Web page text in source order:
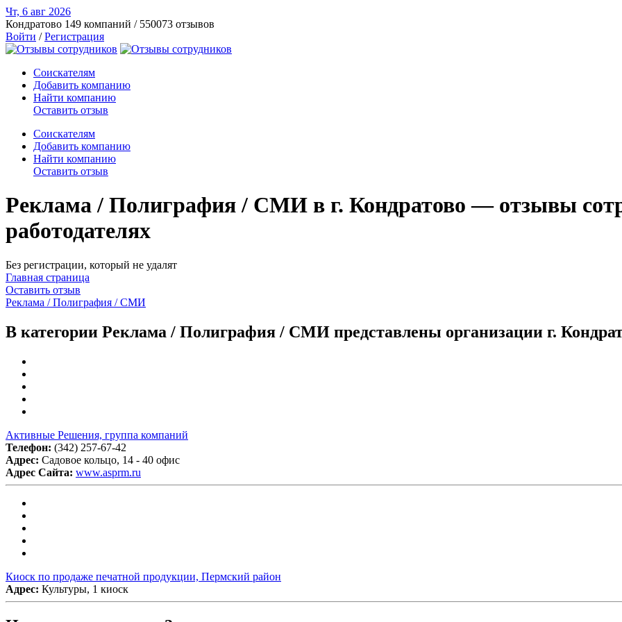
Чт, 6 авг 2026
Кондратово 149 компаний / 550073 отзывов
Войти /Регистрация
Соискателям
Добавить компанию
Найти компанию
Оставить отзыв
Соискателям
Добавить компанию
Найти компанию
Оставить отзыв
Реклама / Полиграфия / СМИ в г. Кондратово — отзывы
работодателях
Без регистрации, который не удалят
Главная страница
Оставить отзыв
Реклама / Полиграфия / СМИ
В категории Реклама / Полиграфия / СМИ представлены организации г.
Активные Решения, группа компаний
Телефон: (342) 257-67-42
Адрес: Садовое кольцо, 14 - 40 офис
Адрес Сайта: www.asprm.ru
Киоск по продаже печатной продукции, Пермский район
Адрес: Культуры, 1 киоск